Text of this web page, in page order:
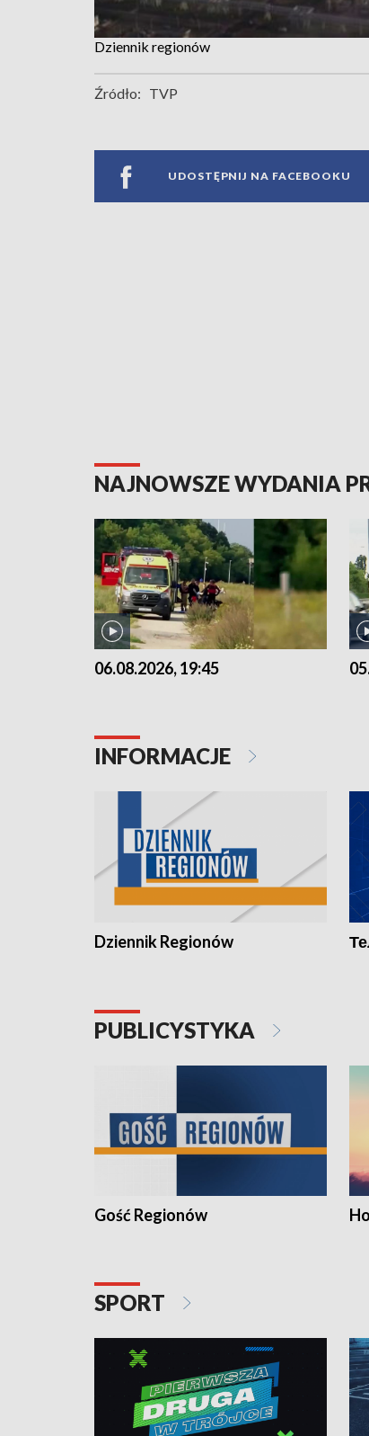
Dziennik regionów
Źródło: TVP
UDOSTĘPNIJ NA FACEBOOKU
NAJNOWSZE WYDANIA
06.08.2026, 19:45
INFORMACJE
Dziennik Regionów
PUBLICYSTYKA
Gość Regionów
SPORT